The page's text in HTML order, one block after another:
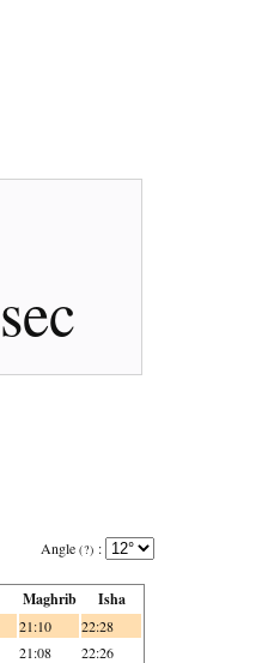
sec
Angle (?) :
Maghrib Isha
21:10 22:28
21:08 22:26